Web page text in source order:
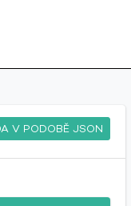
V PODOBĚ JSON